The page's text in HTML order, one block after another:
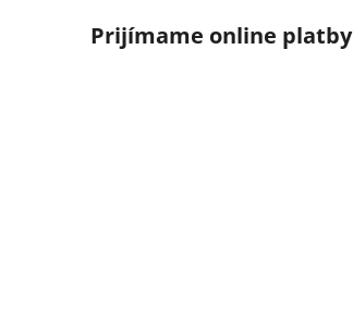
Prijímame online platby